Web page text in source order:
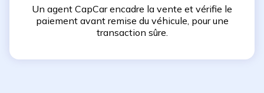
Un agent CapCar encadre la vente et vérifie le
paiement avant remise du véhicule, pour une
transaction sûre.